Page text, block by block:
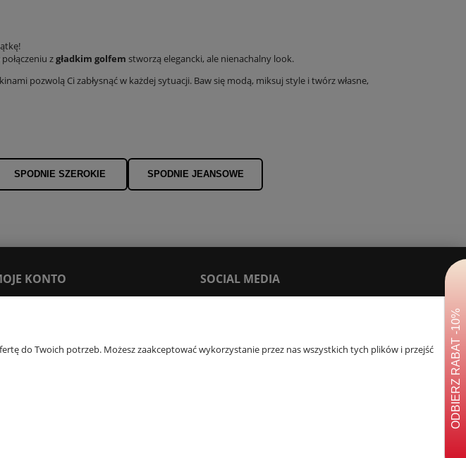
zgładkim golfem stworzą elegancki, ale nienachalny look.
pozwolą Ci zabłysnąć w każdej sytuacji. Baw się modą, miksuj style i twórz własne,
SPODNIE SZEROKIE SPODNIE JEANSOWE
KONTO SOCIAL MEDIA
do Twoich potrzeb. Możesz zaakceptować wykorzystanie przez nas wszystkich tych plików i przejść